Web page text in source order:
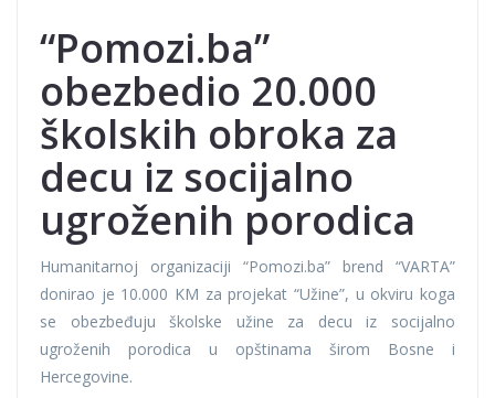
“Pomozi.ba”
obezbedio 20.000
školskih obroka za
decu iz socijalno
ugroženih porodica
Humanitarnoj organizaciji “Pomozi.ba” brend “VARTA”
donirao je 10.000 KM za projekat “Užine”, u okviru koga
se obezbeđuju školske užine za decu iz socijalno
ugroženih porodica u opštinama širom Bosne i
Hercegovine.